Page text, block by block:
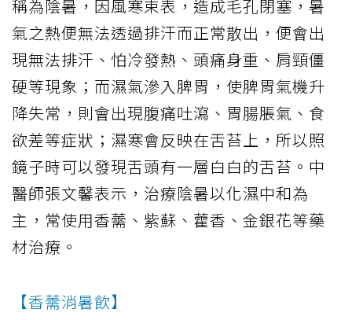
稱為陰暑，因風寒束表，造成毛孔閉塞，暑
氣之熱便無法透過排汗而正常散出，便會出
現無法排汗、怕冷發熱、頭痛身重、肩頸僵
硬等現象；而濕氣滲入脾胃，使脾胃氣機升
降失常，則會出現腹痛吐瀉、胃腸脹氣、食
欲差等症狀；濕寒會反映在舌苔上，所以照
鏡子時可以發現舌頭有一層白白的舌苔。中
醫師張文馨表示，治療陰暑以化濕中和為
主，常使用香薷、紫蘇、藿香、金銀花等藥
材治療。
【香薷消暑飲】